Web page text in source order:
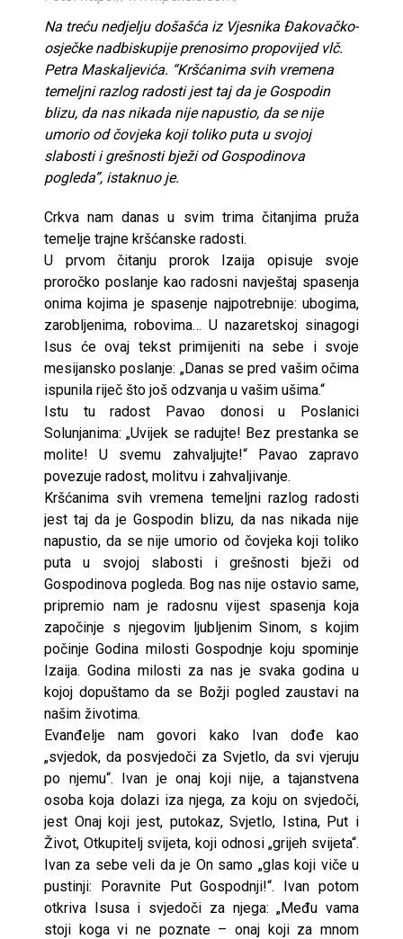
Na treću nedjelju došašća iz Vjesnika Đakovačko-
osječke nadbiskupije prenosimo propovijed vlč.
Petra Maskaljevića. “Kršćanima svih vremena
temeljni razlog radosti jest taj da je Gospodin
blizu, da nas nikada nije napustio, da se nije
umorio od čovjeka koji toliko puta u svojoj
slabosti i grešnosti bježi od Gospodinova
pogleda”, istaknuo je.
Crkva nam danas u svim trima čitanjima pruža
temelje trajne kršćanske radosti.
U prvom čitanju prorok Izaija opisuje svoje
proročko poslanje kao radosni navještaj spasenja
onima kojima je spasenje najpotrebnije: ubogima,
zarobljenima, robovima… U nazaretskoj sinagogi
Isus će ovaj tekst primijeniti na sebe i svoje
mesijansko poslanje: „Danas se pred vašim očima
ispunila riječ što još odzvanja u vašim ušima.“
Istu tu radost Pavao donosi u Poslanici
Solunjanima: „Uvijek se radujte! Bez prestanka se
molite! U svemu zahvaljujte!“ Pavao zapravo
povezuje radost, molitvu i zahvaljivanje.
Kršćanima svih vremena temeljni razlog radosti
jest taj da je Gospodin blizu, da nas nikada nije
napustio, da se nije umorio od čovjeka koji toliko
puta u svojoj slabosti i grešnosti bježi od
Gospodinova pogleda. Bog nas nije ostavio same,
pripremio nam je radosnu vijest spasenja koja
započinje s njegovim ljubljenim Sinom, s kojim
počinje Godina milosti Gospodnje koju spominje
Izaija. Godina milosti za nas je svaka godina u
kojoj dopuštamo da se Božji pogled zaustavi na
našim životima.
Evanđelje nam govori kako Ivan dođe kao
„svjedok, da posvjedoči za Svjetlo, da svi vjeruju
po njemu“. Ivan je onaj koji nije, a tajanstvena
osoba koja dolazi iza njega, za koju on svjedoči,
jest Onaj koji jest, putokaz, Svjetlo, Istina, Put i
Život, Otkupitelj svijeta, koji odnosi „grijeh svijeta“.
Ivan za sebe veli da je On samo „glas koji viče u
pustinji: Poravnite Put Gospodnji!“. Ivan potom
otkriva Isusa i svjedoči za njega: „Među vama
stoji koga vi ne poznate – onaj koji za mnom